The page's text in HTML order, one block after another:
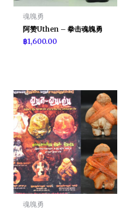
魂魄勇
阿赞Uthen – 拳击魂魄勇
฿1,600.00
魂魄勇